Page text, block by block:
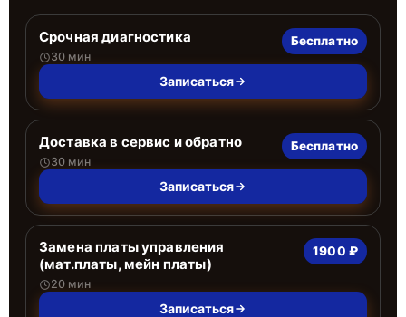
Срочная диагностика
30 мин
Бесплатно
Записаться
Доставка в сервис и обратно
30 мин
Бесплатно
Записаться
Замена платы управления
(мат.платы, мейн платы)
20 мин
1900 ₽
Записаться